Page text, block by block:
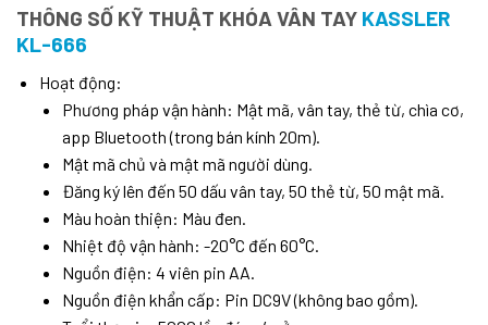
THÔNG SỐ KỸ THUẬT KHÓA VÂN TAY KASSLER
KL-666
Hoạt động:
Phương pháp vận hành: Mật mã, vân tay, thẻ từ, chìa cơ,
app Bluetooth (trong bán kính 20m).
Mật mã chủ và mật mã người dùng.
Đăng ký lên đến 50 dấu vân tay, 50 thẻ từ, 50 mật mã.
Màu hoàn thiện: Màu đen.
Nhiệt độ vận hành: -20°C đến 60°C.
Nguồn điện: 4 viên pin AA.
Nguồn điện khẩn cấp: Pin DC9V (không bao gồm).